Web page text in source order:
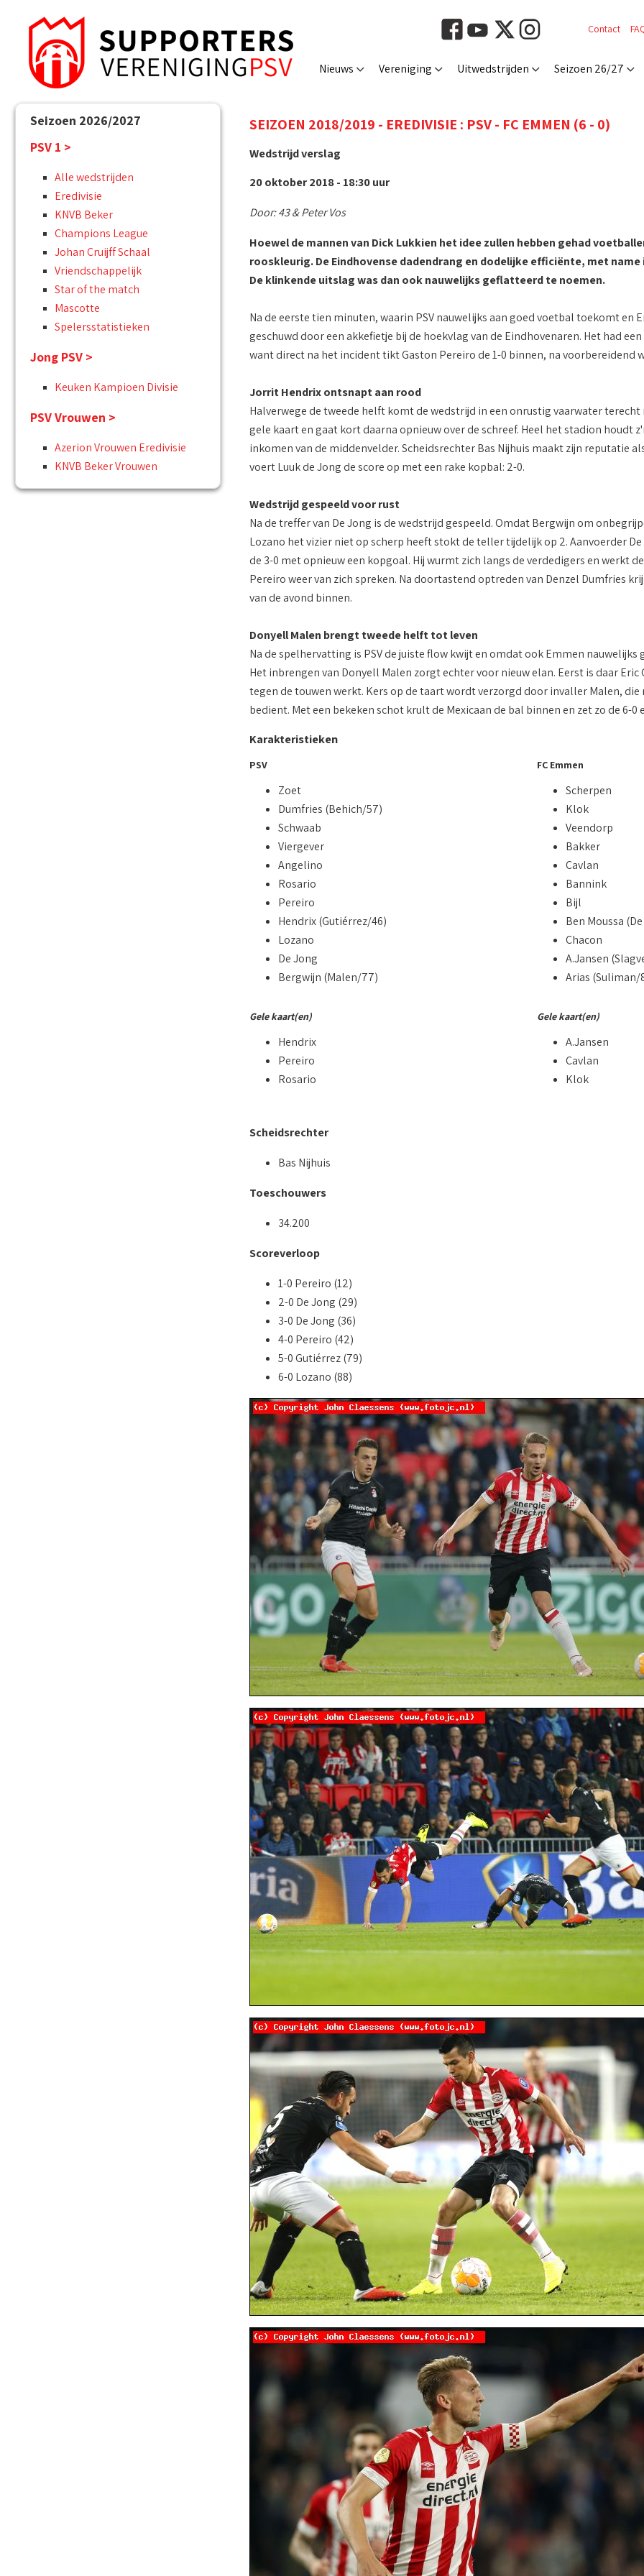
Contact
Nieuws Vereniging Uitwedstrijden Seizoen 26/27
Seizoen 2026/2027
PSV 1 >
Alle wedstrijden
Eredivisie
KNVB Beker
Champions League
Johan Cruijff Schaal
Vriendschappelijk
Star of the match
Mascotte
Spelersstatistieken
Jong PSV >
Keuken Kampioen Divisie
PSV Vrouwen >
Azerion Vrouwen Eredivisie
KNVB Beker Vrouwen
SEIZOEN 2018/2019 - EREDIVISIE : PSV - FC EMMEN (6 - 0)
Wedstrijd verslag
20 oktober 2018 - 18:30 uur
Door: 43 & Peter Vos
Hoewel de mannen van Dick Lukkien het idee zullen hebben gehad
rooskleurig. De Eindhovense dadendrang en dodelijke efficiënte, met
De klinkende uitslag was dan ook nauwelijks geflatteerd te noemen.
Na de eerste tien minuten, waarin PSV nauwelijks aan goed voetbal toekomt
geschuwd door een akkefietje bij de hoekvlag van de Eindhovenaren. Het had
want direct na het incident tikt Gaston Pereiro de 1-0 binnen, na voorbereidend
Jorrit Hendrix ontsnapt aan rood
Halverwege de tweede helft komt de wedstrijd in een onrustig vaarwater
gele kaart en gaat kort daarna opnieuw over de schreef. Heel het stadion houdt
inkomen van de middenvelder. Scheidsrechter Bas Nijhuis maakt zijn reputatie
voert Luuk de Jong de score op met een rake kopbal: 2-0.
Wedstrijd gespeeld voor rust
Na de treffer van De Jong is de wedstrijd gespeeld. Omdat Bergwijn om
Lozano het vizier niet op scherp heeft stokt de teller tijdelijk op 2. Aanvoerder
de 3-0 met opnieuw een kopgoal. Hij wurmt zich langs de verdedigers en werkt
Pereiro weer van zich spreken. Na doortastend optreden van Denzel Dumfries
van de avond binnen.
Donyell Malen brengt tweede helft tot leven
Na de spelhervatting is PSV de juiste flow kwijt en omdat ook Emmen
Het inbrengen van Donyell Malen zorgt echter voor nieuw elan. Eerst is daar
tegen de touwen werkt. Kers op de taart wordt verzorgd door invaller Malen,
bedient. Met een bekeken schot krult de Mexicaan de bal binnen en zet zo de 6-
Karakteristieken
PSV
Zoet
Dumfries (Behich/57)
Schwaab
Viergever
Angelino
Rosario
Pereiro
Hendrix (Gutiérrez/46)
Lozano
De Jong
Bergwijn (Malen/77)
FC Emmen
Scherpen
Klok
Veendorp
Bakker
Cavlan
Bannink
Bijl
Ben Moussa
Chacon
A.Jansen
Arias (Suliman/
Gele kaart(en)
Hendrix
Pereiro
Rosario
Gele kaart(en)
A.Jansen
Cavlan
Klok
Scheidsrechter
Bas Nijhuis
Toeschouwers
34.200
Scoreverloop
1-0 Pereiro (12)
2-0 De Jong (29)
3-0 De Jong (36)
4-0 Pereiro (42)
5-0 Gutiérrez (79)
6-0 Lozano (88)